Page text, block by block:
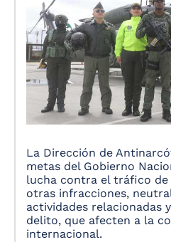
La Dirección de
metas del Gobierno
lucha contra el tráfico de
otras infracciones,
actividades relacionadas
delito, que afecten a la
internacional.